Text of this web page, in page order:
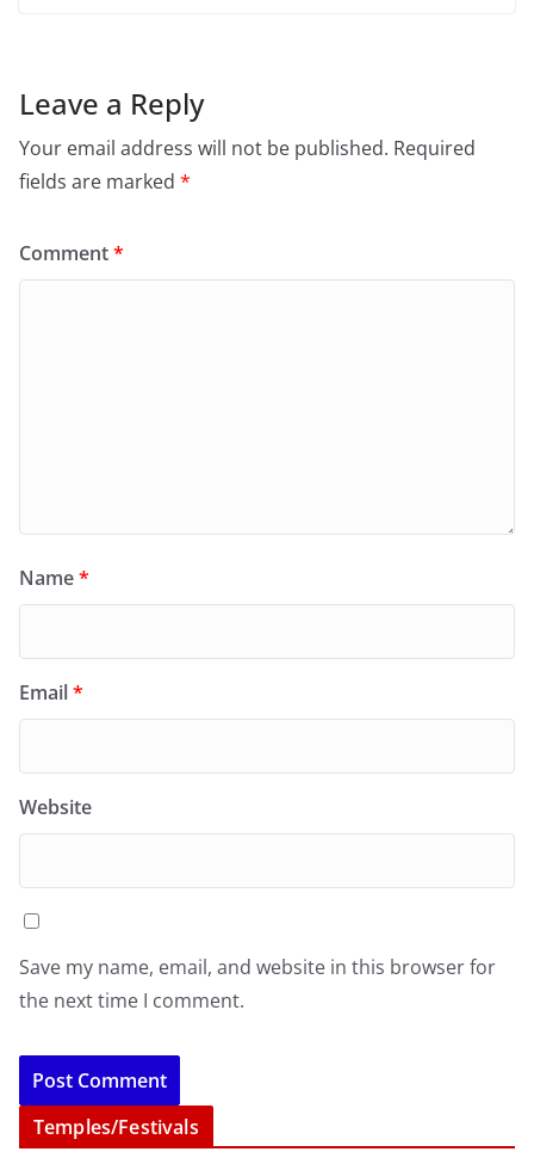
Leave a Reply
Your email address will not be published. Required
fields are marked *
Comment*
Name*
Email*
Website
Save my name, email, and website in this browser for
the next time I comment.
Temples/Festivals